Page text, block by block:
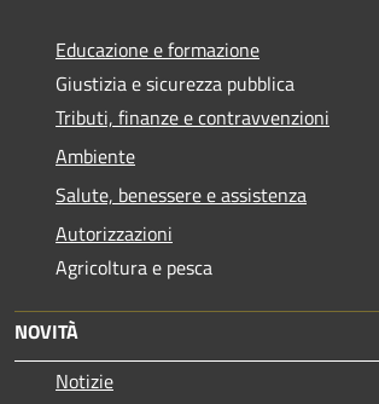
Educazione e formazione
Giustizia e sicurezza pubblica
Tributi, finanze e contravvenzioni
Ambiente
Salute, benessere e assistenza
Autorizzazioni
Agricoltura e pesca
NOVITÀ
Notizie